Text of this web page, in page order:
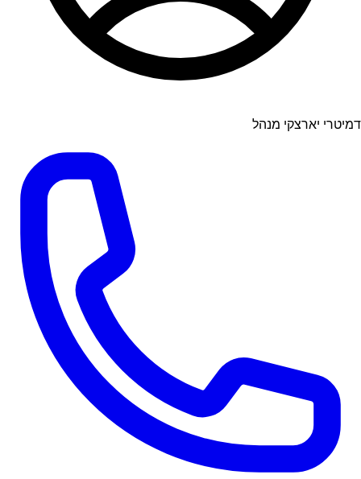
דמיטרי יארצקי מנהל